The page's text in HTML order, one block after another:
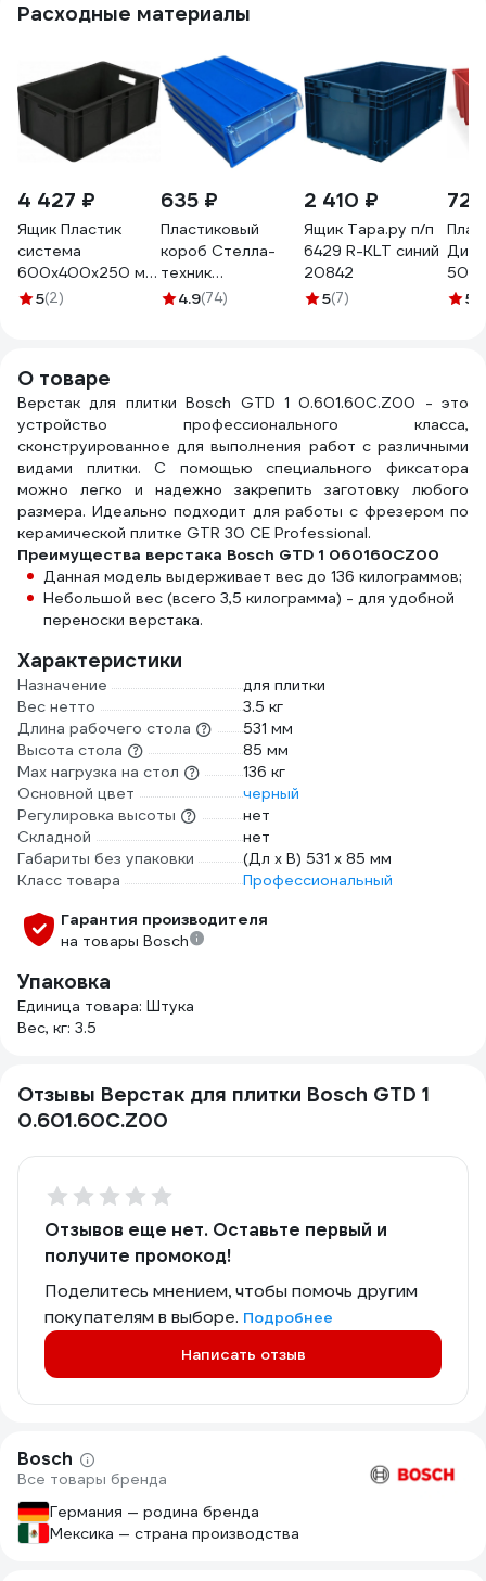
Расходные материалы
4 427 ₽
Ящик Пластик
система
600x400x250 мм,
сплошной, черный
5(2)
635 ₽
Пластиковый
короб Стелла-
техник
140х250х100мм,
4.9(74)
2 410 ₽
Ящик Тара.ру п/п
6429 R-KLT синий
20842
5(7) 5
О товаре
Верстак для плитки Bosch GTD 1 0.601.60C.Z00 - это
устройство профессионального класса,
сконструированное для выполнения работ с различными
видами плитки. С помощью специального фиксатора
можно легко и надежно закрепить заготовку любого
размера. Идеально подходит для работы с фрезером по
керамической плитке GTR 30 CE Professional.
Преимущества верстака Bosch GTD 1 060160CZ00
Данная модель выдерживает вес до 136 килограммов;
Небольшой вес (всего 3,5 килограмма) - для удобной
переноски верстака.
Характеристики
Назначение
для плитки
Вес нетто
3.5 кг
Длина рабочего стола
531 мм
Высота стола
85 мм
Max нагрузка на стол
136 кг
Основной цвет
черный
Регулировка высоты
нет
Складной
нет
Габариты без упаковки
(Дл х В) 531 х 85 мм
Класс товара
Профессиональный
Гарантия производителя
на товары Bosch
Упаковка
Единица товара: Штука
Вес, кг: 3.5
Отзывы Верстак для плитки Bosch GTD 1
0.601.60C.Z00
Отзывов еще нет. Оставьте первый и
получите промокод!
Поделитесь мнением, чтобы помочь другим
покупателям в выборе. Подробнее
Написать отзыв
Bosch
Все товары бренда
Германия — родина бренда
Мексика — страна производства